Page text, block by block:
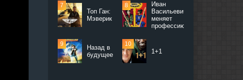
Топ Ган:
Мэверик
Иван
Васильевич
меняет
профессию
Назад в
будущее
1+1